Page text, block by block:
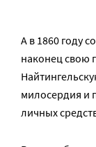
А в 1860 году
наконец свою
милосердия и
личных